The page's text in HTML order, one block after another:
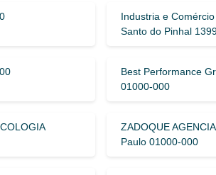
Industria e
Santo do Pinhal
Best Performance
01000-000
ZADOQUE
Paulo 01000-000